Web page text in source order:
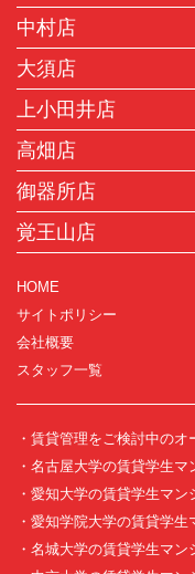
中村店
大須店
上小田井店
高畑店
御器所店
覚王山店
HOME
サイトポリシー
会社概要
スタッフ一覧
・賃貸管理をご検討中のオ
・名古屋大学の賃貸学生マ
・愛知大学の賃貸学生マン
・愛知学院大学の賃貸学生
・名城大学の賃貸学生マン